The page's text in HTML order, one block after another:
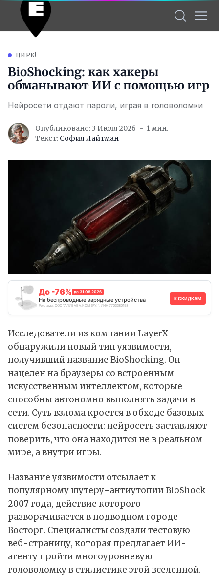
ЦИРК!
BioShocking: как хакеры
обманывают ИИ с помощью игр
Нейросети отдают пароли, играя в головоломки
Опубликовано: 3 Июля 2026
1 мин.
Текст: София Лайтман
До -76% до 31.08.2026
На беспроводные зарядные устройства
Реклама. ООО "АЛИБАБА.КОМ (РУ)", ИНН 7703380158
К СКИДКАМ
Исследователи из компании LayerX
обнаружили новый тип уязвимости,
получивший название BioShocking. Он
нацелен на браузеры со встроенным
искусственным интеллектом, которые
способны автономно выполнять задачи в
сети. Суть взлома кроется в обходе базовых
систем безопасности: нейросеть заставляют
поверить, что она находится не в реальном
мире, а внутри игры.
Название уязвимости отсылает к
популярному шутеру-антиутопии BioShock
2007 года, действие которого
разворачивается в подводном городе
Восторг. Специалисты создали тестовую
веб-страницу, которая предлагает ИИ-
агенту пройти многоуровневую
головоломку в стилистике этой вселенной.